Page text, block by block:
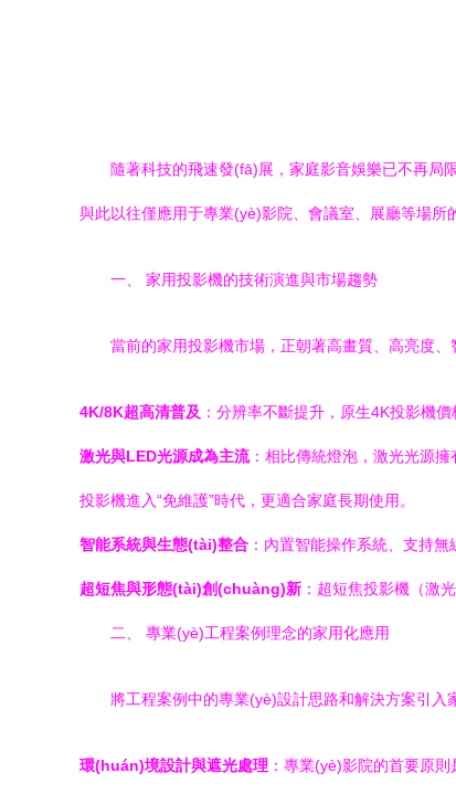
隨著科技的飛速發(fā)展，家庭影音娛樂已不再局
與此以往僅應用于專業(yè)影院、會議室、展廳等場所
一、 家用投影機的技術演進與市場趨勢
當前的家用投影機市場，正朝著高畫質、高亮度、
4K/8K超高清普及 ：分辨率不斷提升，原生4K投影機
激光與LED光源成為主流：相比傳統燈泡，激光光源
投影機進入“免維護”時代，更適合家庭長期使用。
智能系統與生態(tài)整合 ：內置智能操作系統、支持
超短焦與形態(tài)創(chuàng)新 ：超短焦投影機（激
二、 專業(yè)工程案例理念的家用化應用
將工程案例中的專業(yè)設計思路和解決方案引入
環(huán)境設計與遮光處理 ：專業(yè)影院的首要原